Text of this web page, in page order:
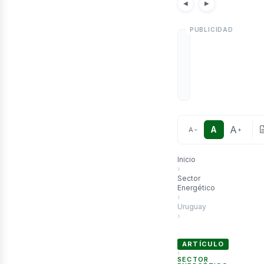
◀
Noticias Artículos
▶
A − A A +
Inicio
›
Sector
Energético
›
Uruguay
›
ARTÍCULO
›
SECTOR